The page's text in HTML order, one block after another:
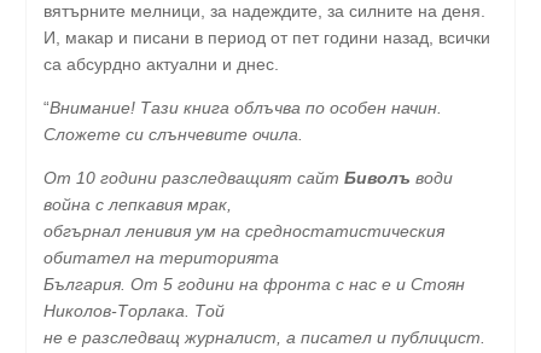
вятърните мелници, за надеждите, за силните на деня.
И, макар и писани в период от пет години назад, всички
са абсурдно актуални и днес.
“Внимание! Тази книга облъчва по особен начин.
Сложете си слънчевите очила.
От 10 години разследващият сайт Биволъ води
война с лепкавия мрак,
обгърнал ленивия ум на средностатистическия
обитател на територията
България. От 5 години на фронта с нас е и Стоян
Николов-Торлака. Той
не е разследващ журналист, а писател и публицист.